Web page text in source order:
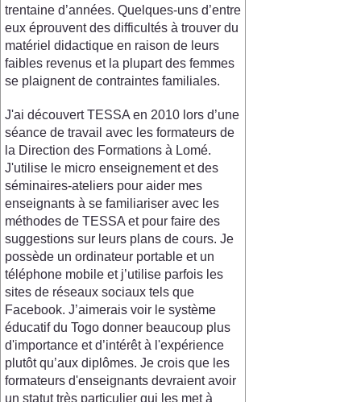
trentaine d’années. Quelques-uns d’entre
eux éprouvent des difficultés à trouver du
matériel didactique en raison de leurs
faibles revenus et la plupart des femmes
se plaignent de contraintes familiales.
J'ai découvert TESSA en 2010 lors d’une
séance de travail avec les formateurs de
la Direction des Formations à Lomé.
J'utilise le micro enseignement et des
séminaires-ateliers pour aider mes
enseignants à se familiariser avec les
méthodes de TESSA et pour faire des
suggestions sur leurs plans de cours. Je
possède un ordinateur portable et un
téléphone mobile et j’utilise parfois les
sites de réseaux sociaux tels que
Facebook. J’aimerais voir le système
éducatif du Togo donner beaucoup plus
d'importance et d’intérêt à l'expérience
plutôt qu’aux diplômes. Je crois que les
formateurs d'enseignants devraient avoir
un statut très particulier qui les met à